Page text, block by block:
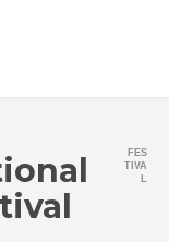
FES
TIVA
L